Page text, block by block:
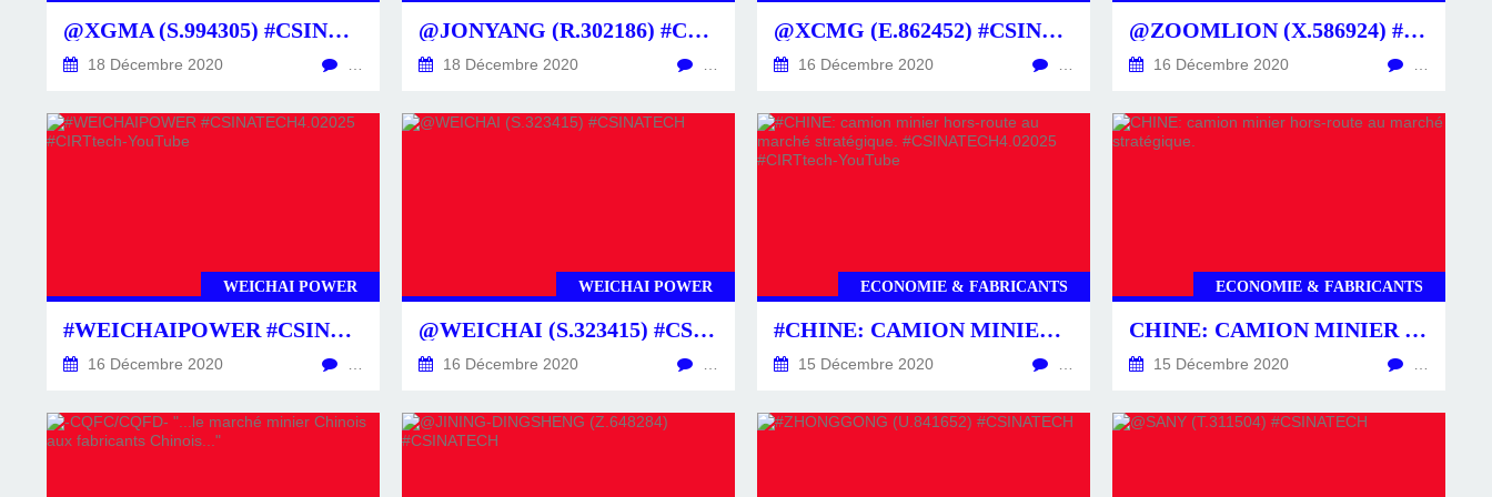
@XGMA (S.994305) #CSINATECH
18 Décembre 2020
@JONYANG (R.302186) #CSINATECH
18 Décembre 2020
@XCMG (E.862452) #CSINATECH
16 Décembre 2020
@ZOOMLION (X.586924) #CSINATECH
16 Décembre 2020
WEICHAI POWER
#WEICHAIPOWER #CSINATECH4.02025 #CIRTTECH-YOUTUBE
16 Décembre 2020
WEICHAI POWER
@WEICHAI (S.323415) #CSINATECH
16 Décembre 2020
ECONOMIE & FABRICANTS
#CHINE: CAMION MINIER HORS-ROUTE AU MARCHÉ STRATÉGIQUE. #CSINATECH4.02025 #CIRTTECH-YOUTUBE
15 Décembre 2020
ECONOMIE & FABRICANTS
CHINE: CAMION MINIER HORS-ROUTE AU MARCHÉ STRATÉGIQUE.
15 Décembre 2020